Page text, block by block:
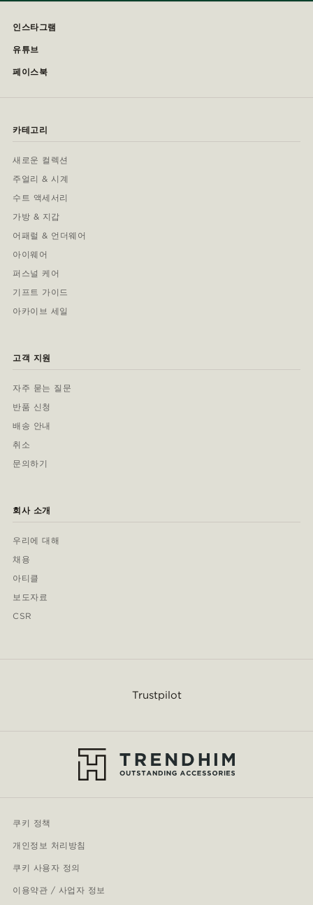
인스타그램
유튜브
페이스북
카테고리
새로운 컬렉션
주얼리 & 시계
수트 액세서리
가방 & 지갑
어패럴 & 언더웨어
아이웨어
퍼스널 케어
기프트 가이드
아카이브 세일
고객 지원
자주 묻는 질문
반품 신청
배송 안내
취소
문의하기
회사 소개
우리에 대해
채용
아티클
보도자료
CSR
Trustpilot
쿠키 정책
개인정보 처리방침
쿠키 사용자 정의
이용약관 / 사업자 정보